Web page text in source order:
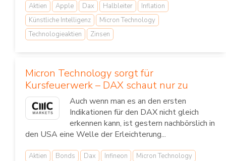
Aktien Apple Dax Halbleiter
Inflation
Künstliche Intelligenz
Micron Technology
Technologieaktien
Zinsen
Micron Technology sorgt für
Kursfeuerwerk – DAX schaut nur zu
Auch wenn man es an den ersten
Indikationen für den DAX nicht gleich
erkennen kann, ist gestern nachbörslich in
den USA eine Welle der Erleichterung...
Aktien Bonds Dax Infineon
Micron Technology